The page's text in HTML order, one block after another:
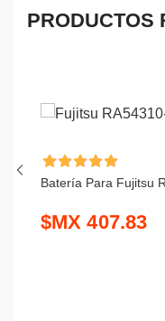
PRODUCTOS
Batería Para Fujitsu
$MX 407.83